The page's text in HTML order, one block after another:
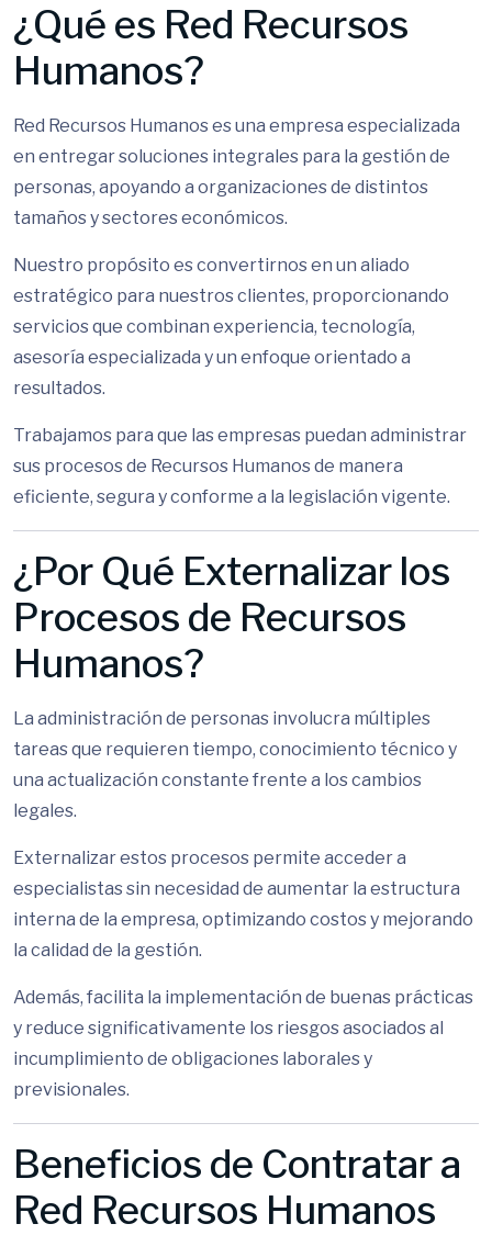
¿Qué es Red Recursos
Humanos?
Red Recursos Humanos es una empresa especializada
en entregar soluciones integrales para la gestión de
personas, apoyando a organizaciones de distintos
tamaños y sectores económicos.
Nuestro propósito es convertirnos en un aliado
estratégico para nuestros clientes, proporcionando
servicios que combinan experiencia, tecnología,
asesoría especializada y un enfoque orientado a
resultados.
Trabajamos para que las empresas puedan administrar
sus procesos de Recursos Humanos de manera
eficiente, segura y conforme a la legislación vigente.
¿Por Qué Externalizar los
Procesos de Recursos
Humanos?
La administración de personas involucra múltiples
tareas que requieren tiempo, conocimiento técnico y
una actualización constante frente a los cambios
legales.
Externalizar estos procesos permite acceder a
especialistas sin necesidad de aumentar la estructura
interna de la empresa, optimizando costos y mejorando
la calidad de la gestión.
Además, facilita la implementación de buenas prácticas
y reduce significativamente los riesgos asociados al
incumplimiento de obligaciones laborales y
previsionales.
Beneficios de Contratar a
Red Recursos Humanos